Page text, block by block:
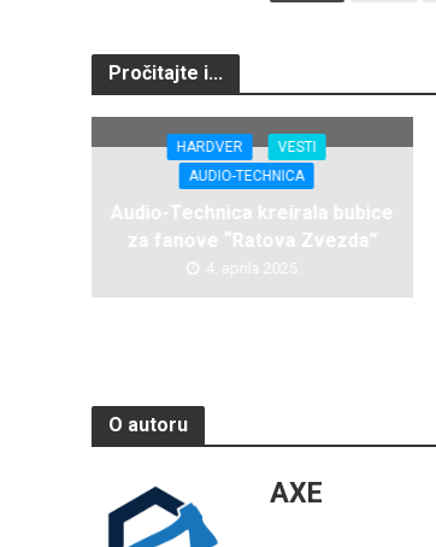
Pročitajte i...
HARDVER
VESTI
AUDIO-TECHNICA
Audio-Technica kreirala bubice
za fanove “Ratova Zvezda”
4. aprila 2025.
O autoru
AXE